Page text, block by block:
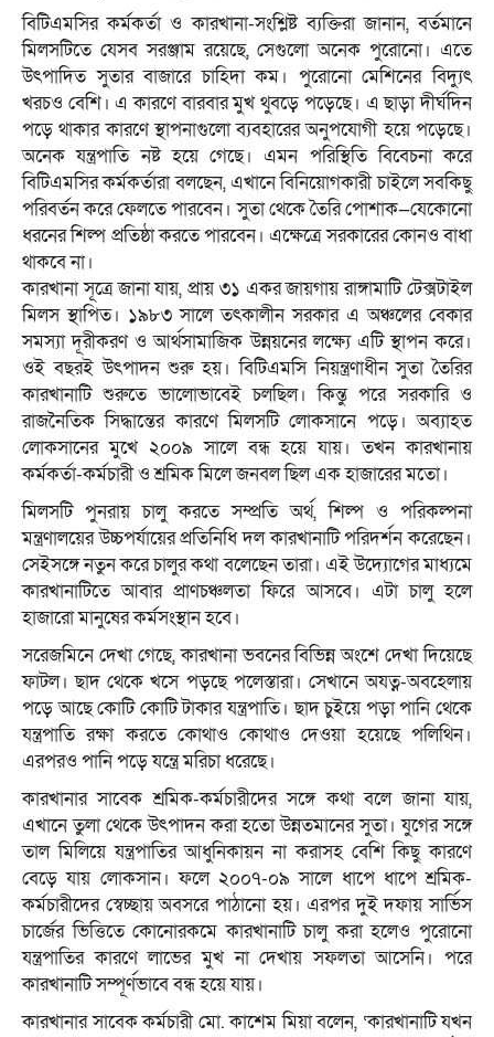
বিটিএমসির কর্মকর্তা ও কারখানা-সংশ্লিষ্ট ব্যক্তিরা জানান, বর্তমানে
মিলসটিতে যেসব সরঞ্জাম রয়েছে, সেগুলো অনেক পুরোনো। এতে
উৎপাদিত সুতার বাজারে চাহিদা কম। পুরোনো মেশিনের বিদ্যুৎ
খরচও বেশি। এ কারণে বারবার মুখ থুবড়ে পড়েছে। এ ছাড়া দীর্ঘদিন
পড়ে থাকার কারণে স্থাপনাগুলো ব্যবহারের অনুপযোগী হয়ে পড়েছে।
অনেক যন্ত্রপাতি নষ্ট হয়ে গেছে। এমন পরিস্থিতি বিবেচনা করে
বিটিএমসির কর্মকর্তারা বলছেন, এখানে বিনিয়োগকারী চাইলে সবকিছু
পরিবর্তন করে ফেলতে পারবেন। সুতা থেকে তৈরি পোশাক—যেকোনো
ধরনের শিল্প প্রতিষ্ঠা করতে পারবেন। এক্ষেত্রে সরকারের কোনও বাধা
থাকবে না।
কারখানা সূত্রে জানা যায়, প্রায় ৩১ একর জায়গায় রাঙ্গামাটি টেক্সটাইল
মিলস স্থাপিত। ১৯৮৩ সালে তৎকালীন সরকার এ অঞ্চলের বেকার
সমস্যা দূরীকরণ ও আর্থসামাজিক উন্নয়নের লক্ষ্যে এটি স্থাপন করে।
ওই বছরই উৎপাদন শুরু হয়। বিটিএমসি নিয়ন্ত্রণাধীন সুতা তৈরির
কারখানাটি শুরুতে ভালোভাবেই চলছিল। কিন্তু পরে সরকারি ও
রাজনৈতিক সিদ্ধান্তের কারণে মিলসটি লোকসানে পড়ে। অব্যাহত
লোকসানের মুখে ২০০৯ সালে বন্ধ হয়ে যায়। তখন কারখানায়
কর্মকর্তা-কর্মচারী ও শ্রমিক মিলে জনবল ছিল এক হাজারের মতো।
মিলসটি পুনরায় চালু করতে সম্প্রতি অর্থ, শিল্প ও পরিকল্পনা
মন্ত্রণালয়ের উচ্চপর্যায়ের প্রতিনিধি দল কারখানাটি পরিদর্শন করেছেন।
সেইসঙ্গে নতুন করে চালুর কথা বলেছেন তারা। এই উদ্যোগের মাধ্যমে
কারখানাটিতে আবার প্রাণচঞ্চলতা ফিরে আসবে। এটা চালু হলে
হাজারো মানুষের কর্মসংস্থান হবে।
সরেজমিনে দেখা গেছে, কারখানা ভবনের বিভিন্ন অংশে দেখা দিয়েছে
ফাটল। ছাদ থেকে খসে পড়ছে পলেস্তারা। সেখানে অযত্ন-অবহেলায়
পড়ে আছে কোটি কোটি টাকার যন্ত্রপাতি। ছাদ চুইয়ে পড়া পানি থেকে
যন্ত্রপাতি রক্ষা করতে কোথাও কোথাও দেওয়া হয়েছে পলিথিন।
এরপরও পানি পড়ে যন্ত্রে মরিচা ধরেছে।
কারখানার সাবেক শ্রমিক-কর্মচারীদের সঙ্গে কথা বলে জানা যায়,
এখানে তুলা থেকে উৎপাদন করা হতো উন্নতমানের সুতা। যুগের সঙ্গে
তাল মিলিয়ে যন্ত্রপাতির আধুনিকায়ন না করাসহ বেশি কিছু কারণে
বেড়ে যায় লোকসান। ফলে ২০০৭-০৯ সালে ধাপে ধাপে শ্রমিক-
কর্মচারীদের স্বেচ্ছায় অবসরে পাঠানো হয়। এরপর দুই দফায় সার্ভিস
চার্জের ভিত্তিতে কোনোরকমে কারখানাটি চালু করা হলেও পুরোনো
যন্ত্রপাতির কারণে লাভের মুখ না দেখায় সফলতা আসেনি। পরে
কারখানাটি সম্পূর্ণভাবে বন্ধ হয়ে যায়।
কারখানার সাবেক কর্মচারী মো. কাশেম মিয়া বলেন, ‘কারখানাটি যখন